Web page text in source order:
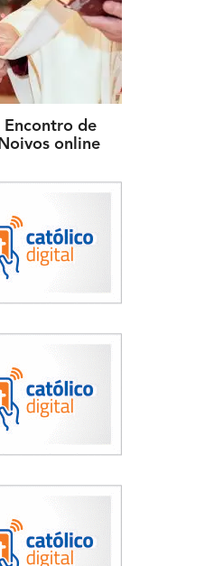
Encontro de
online